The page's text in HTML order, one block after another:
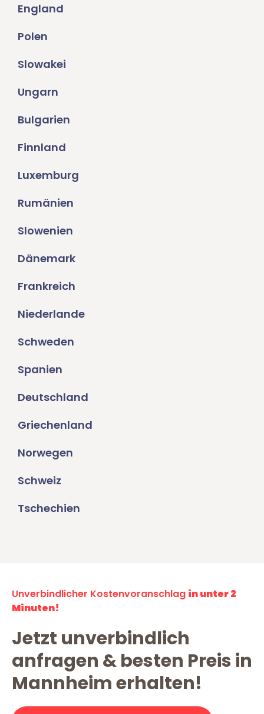
England
Polen
Slowakei
Ungarn
Bulgarien
Finnland
Luxemburg
Rumänien
Slowenien
Dänemark
Frankreich
Niederlande
Schweden
Spanien
Deutschland
Griechenland
Norwegen
Schweiz
Tschechien
Unverbindlicher Kostenvoranschlag in unter 2
Minuten!
Jetzt unverbindlich
anfragen & besten Preis in
Mannheim erhalten!